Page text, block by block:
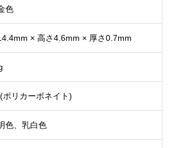
色
× 高さ4.6mm × 厚さ0.7mm
ポリカーボネイト)
色、乳白色